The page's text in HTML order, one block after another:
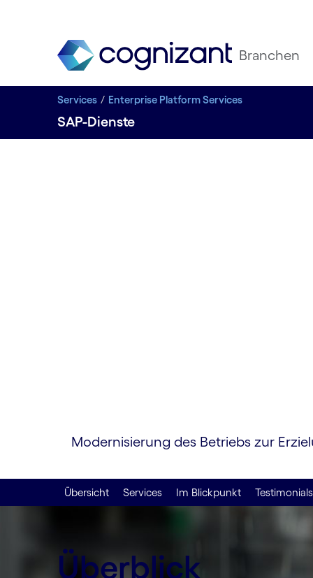
Branchen
Services Enterprise Platform Services
SAP-Dienste
Modernisierung des Betriebs zur
Übersicht Services Im Blickpunkt Testimonials
Überblick